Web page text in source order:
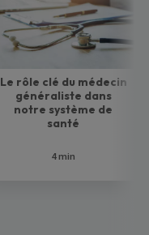
Le rôle clé du médecin
généraliste dans
notre système de
santé
4 min